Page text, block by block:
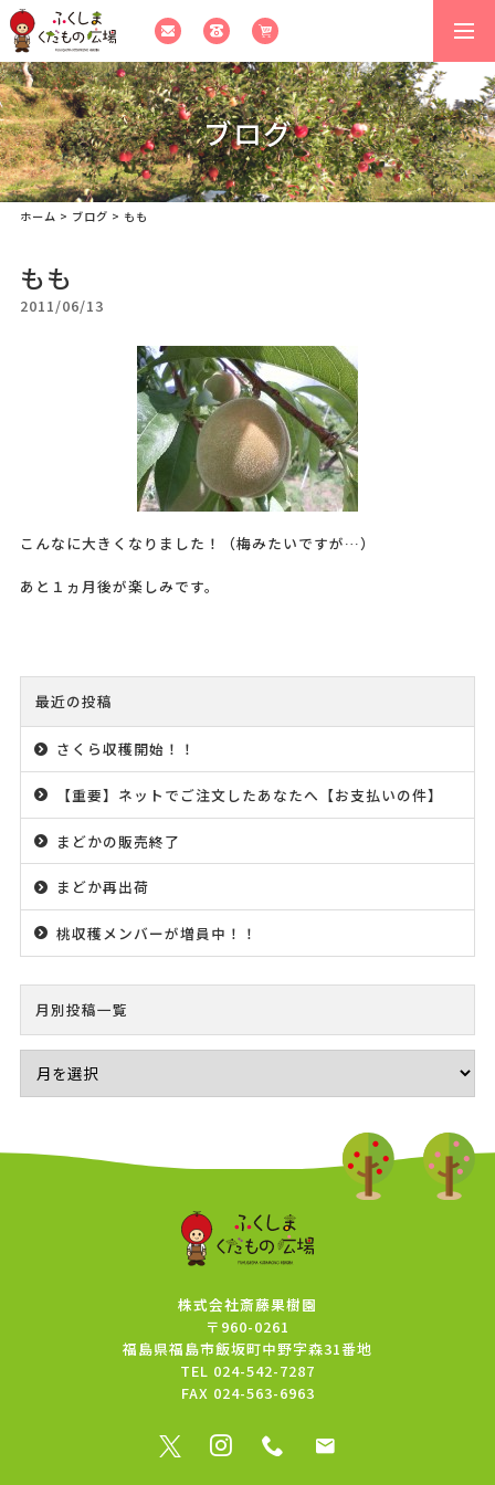
ブログ
ホーム > ブログ > もも
もも
2011/06/13
こんなに大きくなりました！（梅みたいですが…）
あと１ヵ月後が楽しみです。
最近の投稿
さくら収穫開始！！
【重要】ネットでご注文したあなたへ【お支払いの件】
まどかの販売終了
まどか再出荷
桃収穫メンバーが増員中！！
月別投稿一覧
株式会社斎藤果樹園
〒960-0261
福島県福島市飯坂町中野字森31番地
TEL 024-542-7287
FAX 024-563-6963